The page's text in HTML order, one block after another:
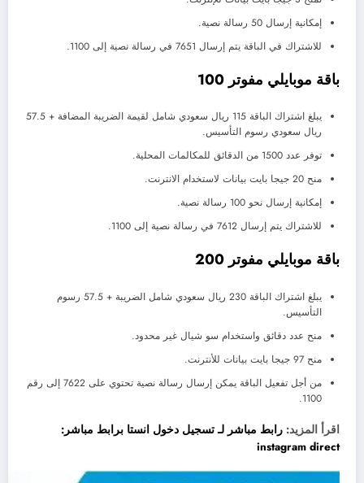
إمكانية إرسال 50 رسالة نصية.
للاشتراك في الباقة يتم إرسال 7651 في رسالة نصية إلى 1100.
باقة موبايلي مفوتر 100
يبلغ اشتراك الباقة 115 ريال سعودي شامل لقيمة الضريبة المضافة + 57.5
ريال سعودي رسوم التأسيس.
توفر عدد 1500 من الدقائق للمكالمات المحلية.
منح 20 جيجا بايت بيانات لاستخدام الانترنت.
إمكانية إرسال نحو 100 رسالة نصية.
للاشتراك يتم إرسال 7612 في رسالة نصية إلى 1100.
باقة موبايلي مفوتر 200
يبلغ اشتراك الباقة 230 ريال سعودي شامل الضريبة + 57.5 رسوم
التأسيس.
منح عدد دقائق واستخدام سو شيال غير محدود.
منح 97 جيجا بايت بيانات للأنترنت.
من أجل تفعيل الباقة يمكن إرسال رسالة نصية تحتوي على 7622 إلى رقم
1100.
اقرأ المزيد: رابط مباشر لـ تسجيل دخول انستا برابط مباشر:
instagram direct